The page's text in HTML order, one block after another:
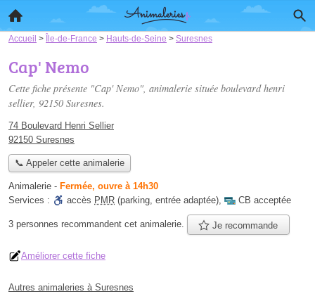
Accueil > Île-de-France > Hauts-de-Seine > Suresnes
Cap' Nemo
Cette fiche présente "Cap' Nemo", animalerie située boulevard henri
sellier, 92150 Suresnes.
74 Boulevard Henri Sellier
92150 Suresnes
📞 Appeler cette animalerie
Animalerie - Fermée, ouvre à 14h30
Services :
accès PMR (parking, entrée adaptée), CB acceptée
3 personnes recommandent cet animalerie. Je recommande
Améliorer cette fiche
Autres animaleries à Suresnes